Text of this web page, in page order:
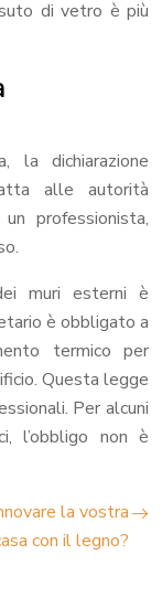
di vetro è più
la dichiarazione
alle autorità
professionista,
muri esterni è
è obbligato a
termico per
Questa legge
Per alcuni
l’obbligo non è
la vostra
con il legno?